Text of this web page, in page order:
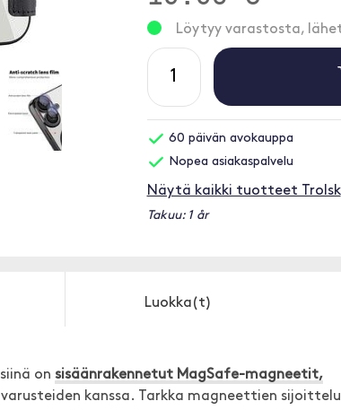
Löytyy varastosta,
60 päivän avokauppa
Nopea asiakaspalvelu
Näytä kaikki tuotteet Trolsk
Takuu: 1 år
Luokka(t)
on sisäänrakennetut MagSafe-magneetit,
kanssa. Tarkka magneettien sijoittelu